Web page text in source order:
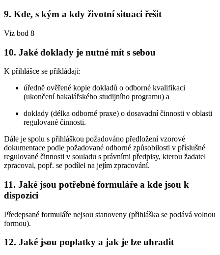
9. Kde, s kým a kdy životní situaci řešit
Viz bod 8
10. Jaké doklady je nutné mít s sebou
K přihlášce se přikládají:
úředně ověřené kopie dokladů o odborné kvalifikaci
(ukončení bakalářského studijního programu) a
doklady (délka odborné praxe) o dosavadní činnosti v oblasti
regulované činnosti.
Dále je spolu s přihláškou požadováno předložení vzorové
dokumentace podle požadované odborné způsobilosti v příslušné
regulované činnosti v souladu s právními předpisy, kterou žadatel
zpracoval, popř. se podílel na jejím zpracování.
11. Jaké jsou potřebné formuláře a kde jsou k
dispozici
Předepsané formuláře nejsou stanoveny (přihláška se podává volnou
formou).
12. Jaké jsou poplatky a jak je lze uhradit